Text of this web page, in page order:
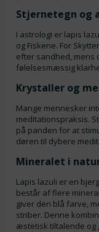
Stjernetegn og
I astrologi er lapis
og Fiskene. For
efter sandhed, mens
følelsesmæssig
Krystaller og
Mange mennesker
meditationspraksis.
på panden for at
døren til dybere
Mineralet i
Lapis lazuli er en
består af flere
giver den blå farve,
striber. Denne
æstetisk tiltalende og